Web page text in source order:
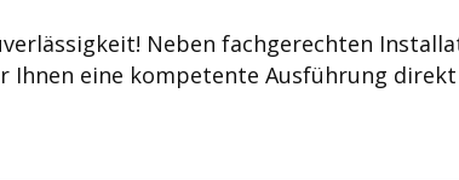
Neben fachgerechten
Ihnen eine kompetente Ausführung